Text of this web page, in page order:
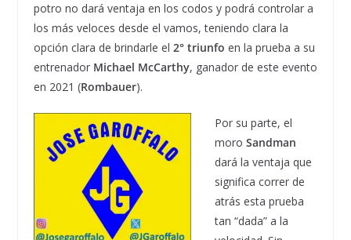
potro no dará ventaja en los codos y podrá controlar a
los más veloces desde el vamos, teniendo clara la
opción clara de brindarle el 2° triunfo en la prueba a su
entrenador Michael McCarthy, ganador de este evento
en 2021 (Rombauer).
Por su parte, el
moro Sandman
dará la ventaja que
significa correr de
atrás esta prueba
tan “dada” a la